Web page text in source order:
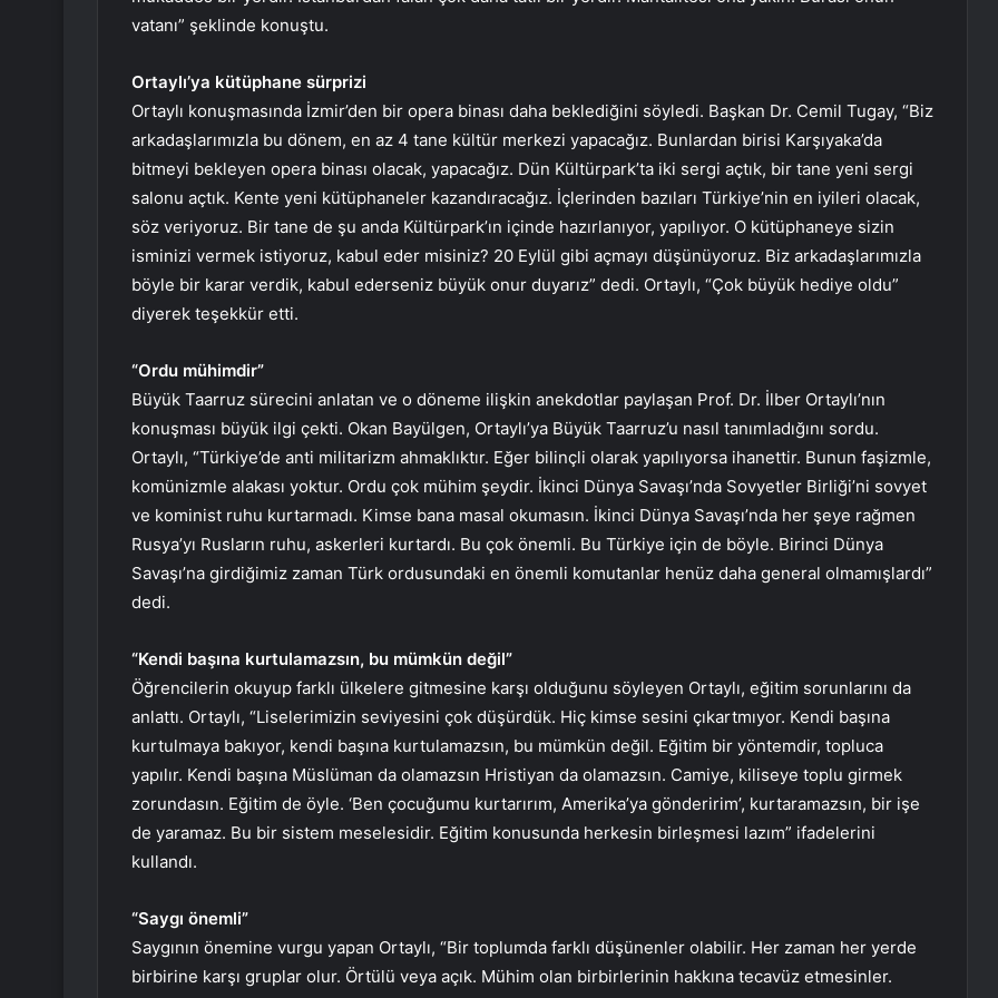
vatanı” şeklinde konuştu.
Ortaylı’ya kütüphane sürprizi
Ortaylı konuşmasında İzmir’den bir opera binası daha beklediğini söyledi. Başkan Dr. Cemil Tugay, “Biz
arkadaşlarımızla bu dönem, en az 4 tane kültür merkezi yapacağız. Bunlardan birisi Karşıyaka’da
bitmeyi bekleyen opera binası olacak, yapacağız. Dün Kültürpark’ta iki sergi açtık, bir tane yeni sergi
salonu açtık. Kente yeni kütüphaneler kazandıracağız. İçlerinden bazıları Türkiye’nin en iyileri olacak,
söz veriyoruz. Bir tane de şu anda Kültürpark’ın içinde hazırlanıyor, yapılıyor. O kütüphaneye sizin
isminizi vermek istiyoruz, kabul eder misiniz? 20 Eylül gibi açmayı düşünüyoruz. Biz arkadaşlarımızla
böyle bir karar verdik, kabul ederseniz büyük onur duyarız” dedi. Ortaylı, “Çok büyük hediye oldu”
diyerek teşekkür etti.
“Ordu mühimdir”
Büyük Taarruz sürecini anlatan ve o döneme ilişkin anekdotlar paylaşan Prof. Dr. İlber Ortaylı’nın
konuşması büyük ilgi çekti. Okan Bayülgen, Ortaylı’ya Büyük Taarruz’u nasıl tanımladığını sordu.
Ortaylı, “Türkiye’de anti militarizm ahmaklıktır. Eğer bilinçli olarak yapılıyorsa ihanettir. Bunun faşizmle,
komünizmle alakası yoktur. Ordu çok mühim şeydir. İkinci Dünya Savaşı’nda Sovyetler Birliği’ni sovyet
ve kominist ruhu kurtarmadı. Kimse bana masal okumasın. İkinci Dünya Savaşı’nda her şeye rağmen
Rusya’yı Rusların ruhu, askerleri kurtardı. Bu çok önemli. Bu Türkiye için de böyle. Birinci Dünya
Savaşı’na girdiğimiz zaman Türk ordusundaki en önemli komutanlar henüz daha general olmamışlardı”
dedi.
“Kendi başına kurtulamazsın, bu mümkün değil”
Öğrencilerin okuyup farklı ülkelere gitmesine karşı olduğunu söyleyen Ortaylı, eğitim sorunlarını da
anlattı. Ortaylı, “Liselerimizin seviyesini çok düşürdük. Hiç kimse sesini çıkartmıyor. Kendi başına
kurtulmaya bakıyor, kendi başına kurtulamazsın, bu mümkün değil. Eğitim bir yöntemdir, topluca
yapılır. Kendi başına Müslüman da olamazsın Hristiyan da olamazsın. Camiye, kiliseye toplu girmek
zorundasın. Eğitim de öyle. ‘Ben çocuğumu kurtarırım, Amerika’ya gönderirim’, kurtaramazsın, bir işe
de yaramaz. Bu bir sistem meselesidir. Eğitim konusunda herkesin birleşmesi lazım” ifadelerini
kullandı.
“Saygı önemli”
Saygının önemine vurgu yapan Ortaylı, “Bir toplumda farklı düşünenler olabilir. Her zaman her yerde
birbirine karşı gruplar olur. Örtülü veya açık. Mühim olan birbirlerinin hakkına tecavüz etmesinler.